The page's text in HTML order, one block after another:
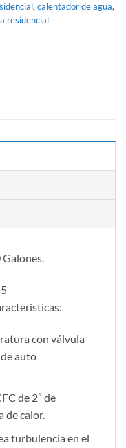
,calentador de agua,
residencial
con válvula
auto
de 2″ de
de calor.
turbulencia en el